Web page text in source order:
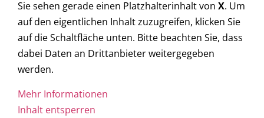
Sie sehen gerade einen Platzhalterinhalt von X. Um
auf den eigentlichen Inhalt zuzugreifen, klicken Sie
auf die Schaltfläche unten. Bitte beachten Sie, dass
dabei Daten an Drittanbieter weitergegeben
werden.
Mehr Informationen
Inhalt entsperren